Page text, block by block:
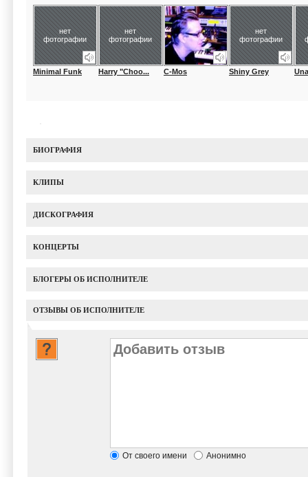
нет
фотографии
Minimal Funk
нет
фотографии
Harry "Choo... C-Mos
нет
фотографии
Shiny Grey
БИОГРАФИЯ
КЛИПЫ
ДИСКОГРАФИЯ
КОНЦЕРТЫ
БЛОГЕРЫ ОБ ИСПОЛНИТЕЛЕ
ОТЗЫВЫ ОБ ИСПОЛНИТЕЛЕ
От своего имени Анонимно